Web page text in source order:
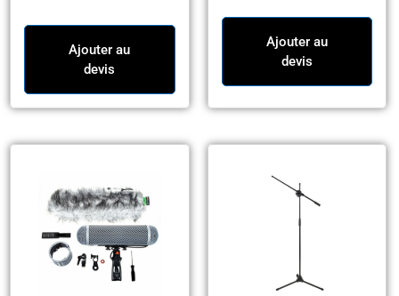
Ajouter au
devis
Ajouter au
devis